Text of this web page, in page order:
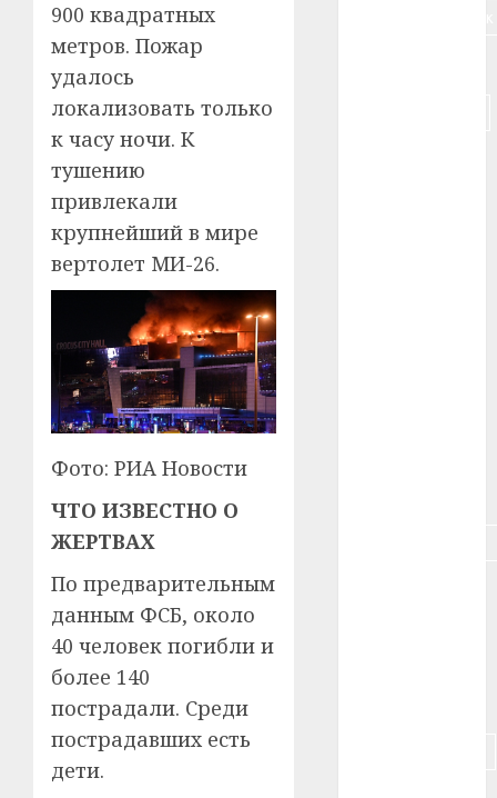
900 квадратных
метров. Пожар
удалось
локализовать только
к часу ночи. К
тушению
привлекали
крупнейший в мире
вертолет МИ-26.
Фото: РИА Новости
ЧТО ИЗВЕСТНО О
ЖЕРТВАХ
По предварительным
данным ФСБ, около
40 человек погибли и
более 140
пострадали. Среди
пострадавших есть
дети.